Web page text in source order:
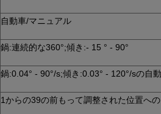
自動車/マニュアル
鍋:連続的な360°;傾き:- 15 ° - 90°
鍋:0.04° - 90°/s;傾き:0.03° - 120°/sの自
1からの39の前もって調整された位置へ